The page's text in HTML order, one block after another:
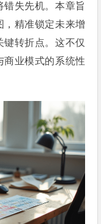
失先机。本章旨
，精准锁定未来增
转折点。这不仅
商业模式的系统性